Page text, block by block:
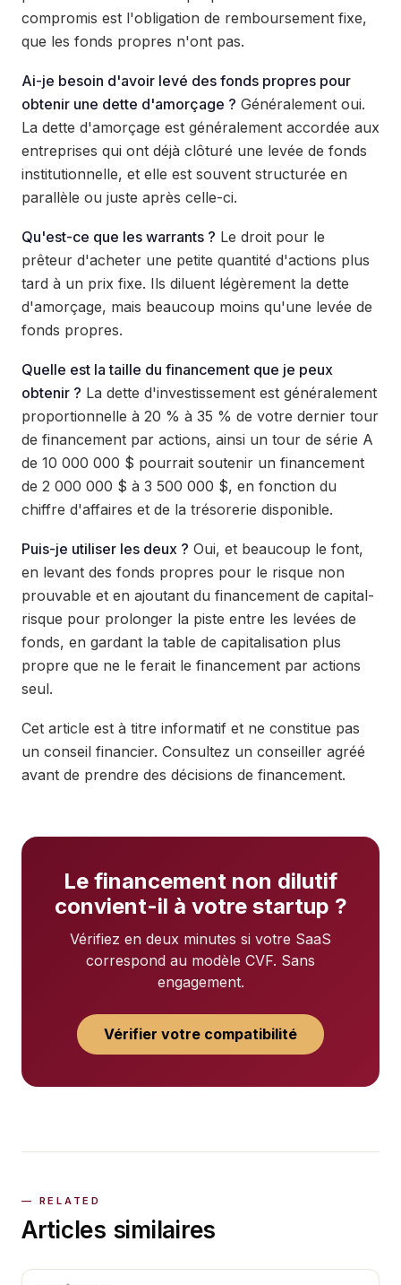
compromis est l'obligation de remboursement fixe,
que les fonds propres n'ont pas.
Ai-je besoin d'avoir levé des fonds propres pour
obtenir une dette d'amorçage ? Généralement oui.
La dette d'amorçage est généralement accordée aux
entreprises qui ont déjà clôturé une levée de fonds
institutionnelle, et elle est souvent structurée en
parallèle ou juste après celle-ci.
Qu'est-ce que les warrants ? Le droit pour le
prêteur d'acheter une petite quantité d'actions plus
tard à un prix fixe. Ils diluent légèrement la dette
d'amorçage, mais beaucoup moins qu'une levée de
fonds propres.
Quelle est la taille du financement que je peux
obtenir ? La dette d'investissement est généralement
proportionnelle à 20 % à 35 % de votre dernier tour
de financement par actions, ainsi un tour de série A
de 10 000 000 $ pourrait soutenir un financement
de 2 000 000 $ à 3 500 000 $, en fonction du
chiffre d'affaires et de la trésorerie disponible.
Puis-je utiliser les deux ? Oui, et beaucoup le font,
en levant des fonds propres pour le risque non
prouvable et en ajoutant du financement de capital-
risque pour prolonger la piste entre les levées de
fonds, en gardant la table de capitalisation plus
propre que ne le ferait le financement par actions
seul.
Cet article est à titre informatif et ne constitue pas
un conseil financier. Consultez un conseiller agréé
avant de prendre des décisions de financement.
Le financement non dilutif
convient-il à votre startup ?
Vérifiez en deux minutes si votre SaaS
correspond au modèle CVF. Sans
engagement.
Vérifier votre compatibilité
Articles similaires